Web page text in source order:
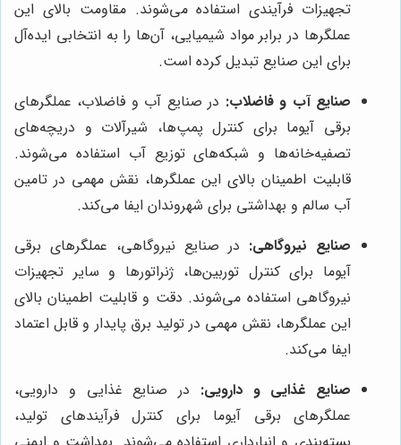
تجهیزات فرآیندی استفاده می‌شوند. مقاومت بالای این
عملگرها در برابر مواد شیمیایی، آن‌ها را به انتخابی ایده‌آل
برای این صنایع تبدیل کرده است.
صنایع آب و فاضلاب: در صنایع آب و فاضلاب، عملگرهای
برقی آیوما برای کنترل پمپ‌ها، شیرآلات و دریچه‌های
تصفیه‌خانه‌ها و شبکه‌های توزیع آب استفاده می‌شوند.
قابلیت اطمینان بالای این عملگرها، نقش مهمی در تامین
آب سالم و بهداشتی برای شهروندان ایفا می‌کند.
صنایع نیروگاهی: در صنایع نیروگاهی، عملگرهای برقی
آیوما برای کنترل توربین‌ها، ژنراتورها و سایر تجهیزات
نیروگاهی استفاده می‌شوند. دقت و قابلیت اطمینان بالای
این عملگرها، نقش مهمی در تولید برق پایدار و قابل اعتماد
ایفا می‌کند.
صنایع غذایی و دارویی: در صنایع غذایی و دارویی،
عملگرهای برقی آیوما برای کنترل فرآیندهای تولید،